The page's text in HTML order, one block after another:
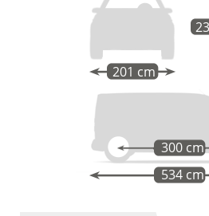
201 cm
534 cm
300 cm